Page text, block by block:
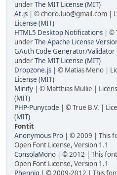
underThe MIT License (MIT)
At.js | © chord.luo@gmail.com |
License (MIT)
HTML5 Desktop Notifications | ©
underThe Apache License
GAuth Code Generator/Validator
underThe MIT License (MIT)
Dropzone.js | © Matias Meno |
License (MIT)
Minify | © Matthias Mullie |
(MIT)
PHP-Punycode | © True B.V. |
(MIT)
Fontit
Anonymous Pro | © 2009 | This
Open Font License, Version 1.1
ConsolaMono | © 2012 | This
Open Font License, Version 1.1
Phennig | © 2009-2012 | This